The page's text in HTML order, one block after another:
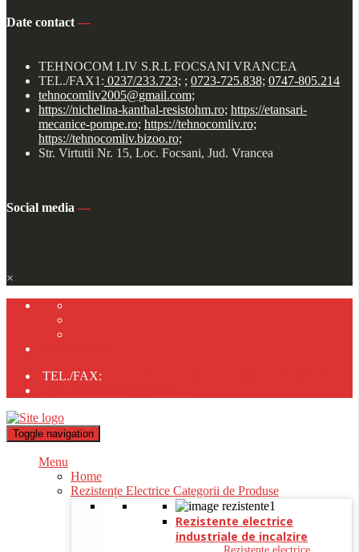
Date contact —
TEHNOCOM LIV S.R.L FOCSANI VRANCEA
TEL./FAX1: 0237/233.723; ; 0723-725.838; 0747-805.214
tehnocomliv2005@gmail.com;
https://nichelina-kanthal-resistohm.ro; https://etansari-
mecanice-pompe.ro; https://tehnocomliv.ro;
https://tehnocomliv.bizoo.ro;
Str. Virtutii Nr. 15, Loc. Focsani, Jud. Vrancea
Social media —
×
TEL./FAX:
Toggle navigation
Menu
Home
Rezistențe Electrice Categorii de Produse
Rezistente electrice
industriale de incalzire